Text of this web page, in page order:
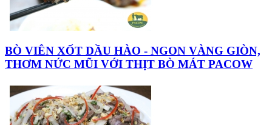
BÒ VIÊN XỐT DẦU HÀO - NGON VÀNG GIÒN,
THƠM NỨC MŨI VỚI THỊT BÒ MÁT PACOW